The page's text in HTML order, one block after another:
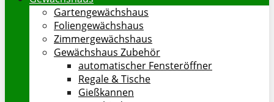
Gartengewächshaus
Foliengewächshaus
Zimmergewächshaus
Gewächshaus Zubehör
automatischer Fensteröffner
Regale & Tische
Gießkannen